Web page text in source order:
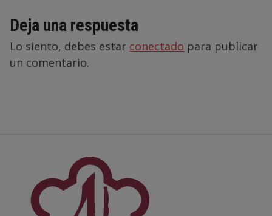
Deja una respuesta
Lo siento, debes estar conectado para publicar
un comentario.